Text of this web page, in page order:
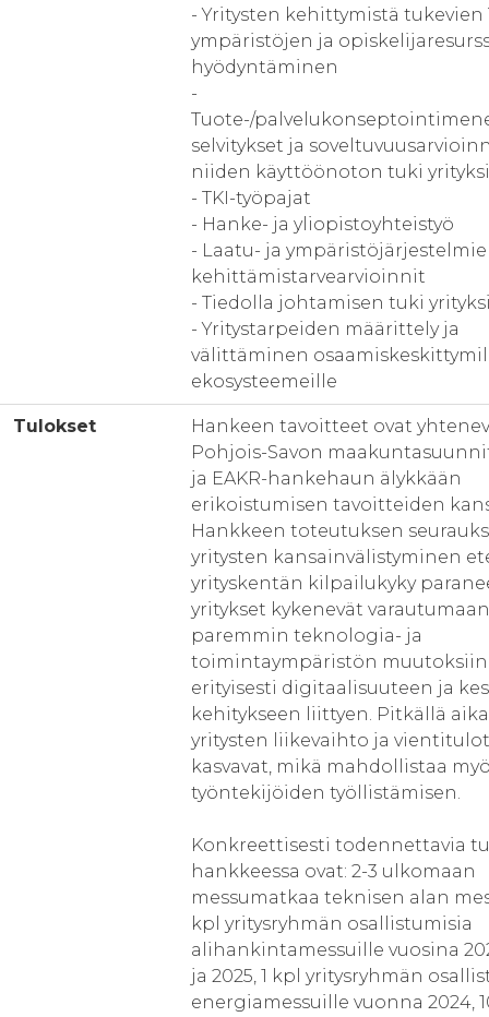
- Yritysten kehittymistä tukevien
ympäristöjen ja
hyödyntäminen
-
Tuote-/
selvitykset ja
niiden käyttöönoton tuki
- TKI-työpajat
- Hanke- ja yliopistoyhteistyö
- Laatu- ja
kehittämistarvearvioinnit
- Tiedolla johtamisen tuki
- Yritystarpeiden määrittely ja
välittäminen
ekosysteemeille
Tulokset
Hankeen tavoitteet ovat
Pohjois-Savon
ja EAKR-hankehaun älykkään
erikoistumisen tavoitteiden
Hankkeen toteutuksen
yritysten kansainvälistyminen
yrityskentän kilpailukyky
yritykset kykenevät varautumaan
paremmin teknologia- ja
toimintaympäristön
erityisesti digitaalisuuteen ja
kehitykseen liittyen. Pitkällä
yritysten liikevaihto ja vientitulot
kasvavat, mikä mahdollistaa
työntekijöiden työllistämisen.
Konkreettisesti todennettavia
hankkeessa ovat: 2-3 ulkomaan
messumatkaa teknisen alan
kpl yritysryhmän osallistumisia
alihankintamessuille vuosina
ja 2025, 1 kpl yritysryhmän
energiamessuille vuonna 2024,